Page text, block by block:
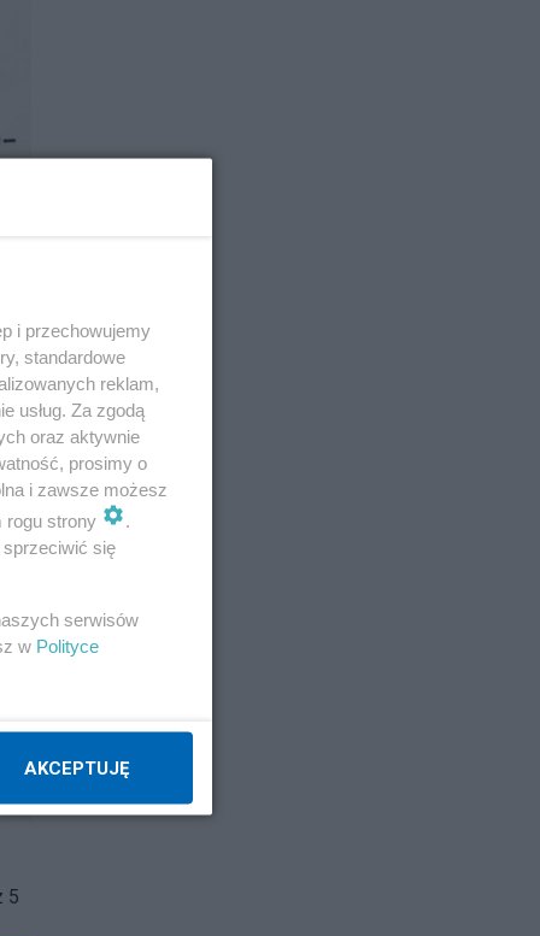
5
i przechowujemy
standardowe
reklam,
usług. Za zgodą
oraz aktywnie
prosimy o
i zawsze możesz
rogu strony
się
serwisów
w Polityce
AKCEPTUJĘ